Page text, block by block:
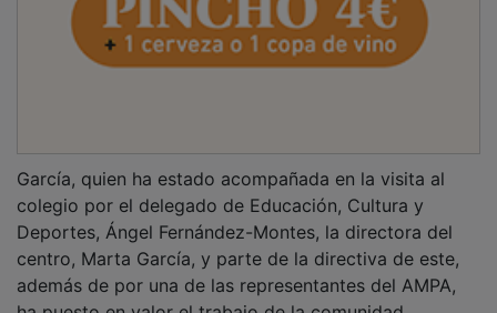
colegio por el delegado de Educación, Cultura y
Deportes, Ángel Fernández-Montes, la directora del
centro, Marta García, y parte de la directiva de este,
además de por una de las representantes del AMPA,
ha puesto en valor el trabajo de la comunidad